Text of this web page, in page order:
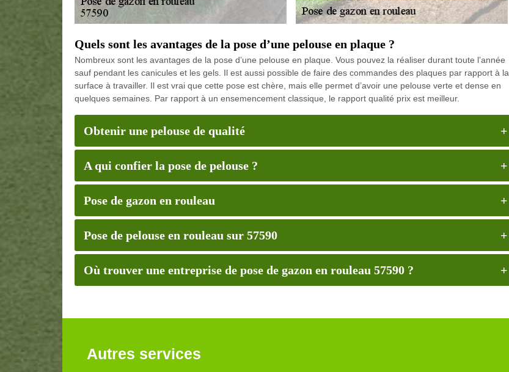
Quels sont les avantages de la pose d’une pelouse en plaque ?
Nombreux sont les avantages de la pose d’une pelouse en plaque. Vous pouvez la réaliser durant toute l’année
sauf pendant les canicules et les gels. Il est aussi possible de faire des commandes des plaques par rapport à la
surface à travailler. Il est vrai que cette pose est chère, mais elle permet d’avoir une pelouse verte et dense en
quelques semaines. Par rapport à un ensemencement classique, le rapport qualité prix est meilleur.
Obtenir une pelouse de qualité
A qui confier la pose de pelouse ?
Pose de gazon en rouleau
Pose de pelouse en rouleau sur 57590
Où trouver une entreprise de pose de gazon en rouleau 57590 ?
Autres services